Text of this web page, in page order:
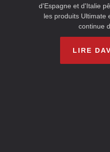
d'Espagne et d'Italie
les produits Ultimate
continue
LIRE